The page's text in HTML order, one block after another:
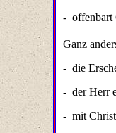
- offenbart
Ganz
- die
- der Herr
-mit